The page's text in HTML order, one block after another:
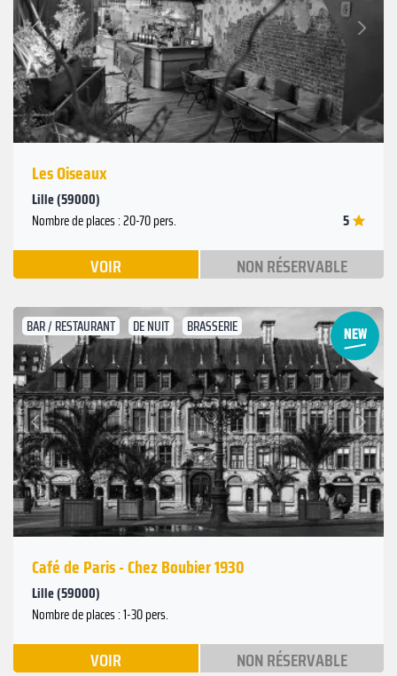
Précédent
Suivant
Les Oiseaux
Lille (59000)
Nombre de places : 20-70 pers. 5
VOIR NON RÉSERVABLE
BAR / RESTAURANT DE NUIT BRASSERIE
Précédent
Suivant
Café de Paris - Chez Boubier 1930
Lille (59000)
Nombre de places : 1-30 pers.
VOIR NON RÉSERVABLE